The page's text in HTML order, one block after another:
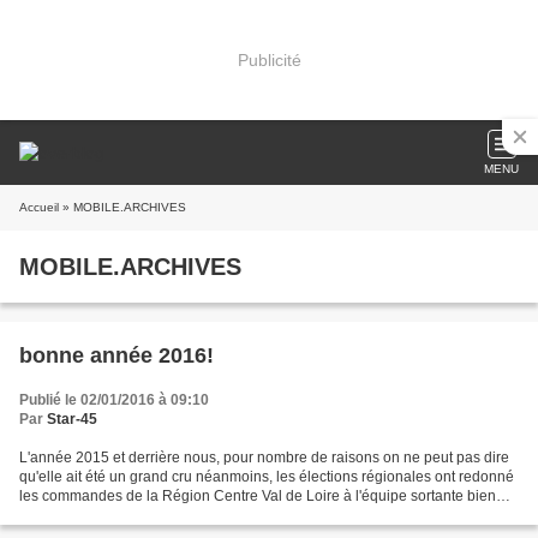
Publicité
MENU
Accueil » MOBILE.ARCHIVES
MOBILE.ARCHIVES
bonne année 2016!
Publié le 02/01/2016 à 09:10
Par Star-45
L'année 2015 et derrière nous, pour nombre de raisons on ne peut pas dire
qu'elle ait été un grand cru néanmoins, les élections régionales ont redonné
les commandes de la Région Centre Val de Loire à l'équipe sortante bien